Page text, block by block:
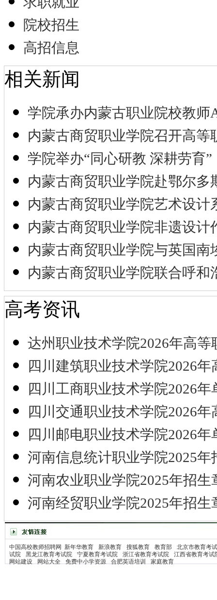
院校招生
高招信息
相关新闻
学院承办内蒙古职业院校教师
内蒙古商贸职业学院召开高等
学院举办“同心研教 深耕劳育”
内蒙古商贸职业学院赴鄂尔多
内蒙古商贸职业学院艺术设计
内蒙古商贸职业学院非遗设计
内蒙古商贸职业学院与英国南
内蒙古商贸职业学院联合呼和
高考资讯
达州职业技术学院2026年高等
四川建筑职业技术学院2026年
四川工商职业技术学院2026年
四川交通职业技术学院2026年
四川邮电职业技术学院2026年
河南信息统计职业学院2025年
河南农业职业学院2025年招生
河南经贸职业学院2025年招生
中国高校教师招聘网 新年华教育 新浪教育 搜狐教育 教育部
北京市教育考
试院
黑龙江教育考试院 宁夏教育考试院 浙江省教育考试院
江西省教育考试
网站建设
网站大全 免费中小学资源 合肥英语培训 家庭教育